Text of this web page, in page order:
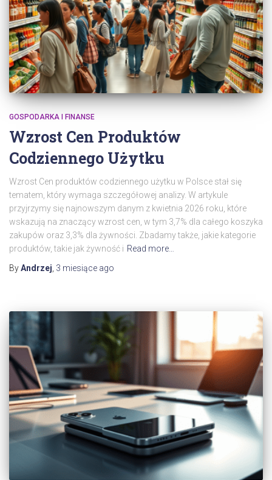
GOSPODARKA I FINANSE
Wzrost Cen Produktów
Codziennego Użytku
Wzrost Cen produktów codziennego użytku w Polsce stał się
tematem, który wymaga szczegółowej analizy. W artykule
przyjrzymy się najnowszym danym z kwietnia 2026 roku, które
wskazują na znaczący wzrost cen, w tym 3,7% dla całego koszyka
zakupów oraz 3,3% dla żywności. Zbadamy także, jakie kategorie
produktów, takie jak żywność i Read more…
ByAndrzej 3 miesiące ago